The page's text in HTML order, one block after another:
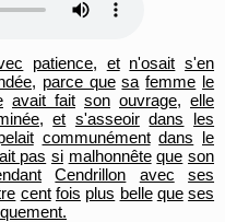
patience, et n'osait s'en
parce que sa femme le
avait fait son ouvrage, elle
et s'asseoir dans
les
communément dans le
pas si malhonnête que son
Cendrillon avec
ses
cent fois plus belle que ses